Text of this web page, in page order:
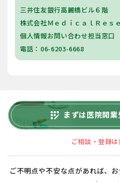
三井住友銀行高麗橋ビル６階
株式会社ＭｅｄｉｃａｌＲｅｓ
個人情報お問い合わせ担当窓口
電話：06-6203-6668
app_registration まずは医院開業
ご相談・登録は
ご不明点や不安な点があれば、